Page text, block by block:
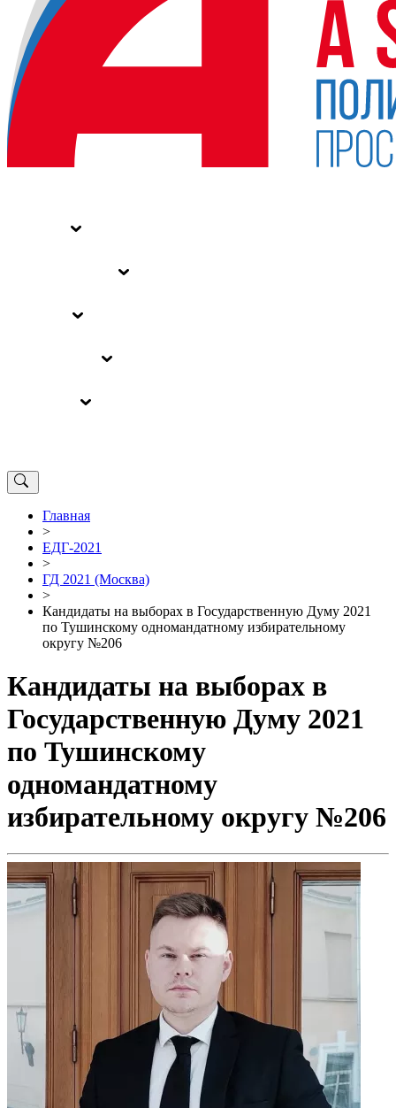
Главная
>
ЕДГ-2021
>
ГД 2021 (Москва)
>
Кандидаты на выборах в Государственную Думу 2021
по Тушинскому одномандатному избирательному
округу №206
Кандидаты на выборах в
Государственную Думу 2021
по Тушинскому
одномандатному
избирательному округу №206